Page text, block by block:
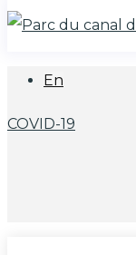
En
COVID-19